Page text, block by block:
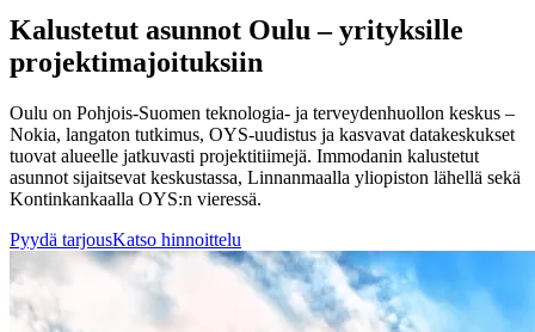
Kalustetut asunnot Oulu – yrityksille
projektimajoituksiin
Oulu on Pohjois-Suomen teknologia- ja terveydenhuollon keskus –
Nokia, langaton tutkimus, OYS-uudistus ja kasvavat datakeskukset
tuovat alueelle jatkuvasti projektitiimejä. Immodanin kalustetut
asunnot sijaitsevat keskustassa, Linnanmaalla yliopiston lähellä sekä
Kontinkankaalla OYS:n vieressä.
Pyydä tarjousKatso hinnoittelu